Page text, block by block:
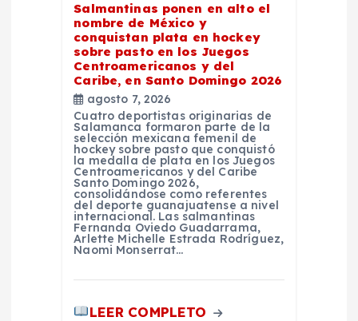
Salmantinas ponen en alto el
nombre de México y
conquistan plata en hockey
sobre pasto en los Juegos
Centroamericanos y del
Caribe, en Santo Domingo 2026
agosto 7, 2026
Cuatro deportistas originarias de
Salamanca formaron parte de la
selección mexicana femenil de
hockey sobre pasto que conquistó
la medalla de plata en los Juegos
Centroamericanos y del Caribe
Santo Domingo 2026,
consolidándose como referentes
del deporte guanajuatense a nivel
internacional. Las salmantinas
Fernanda Oviedo Guadarrama,
Arlette Michelle Estrada Rodríguez,
Naomi Monserrat…
LEER COMPLETO